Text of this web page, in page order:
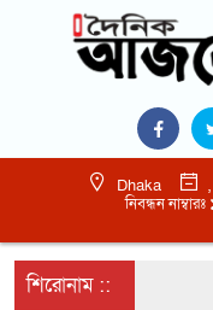
Dhaka
নিবন্ধন
শিরোনাম ::